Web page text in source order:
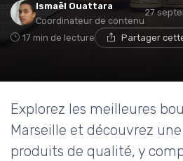
Ismaël Ouattara
Coordinateur de contenu
27
17 min de lecture Partager
Explorez les meilleures
Marseille et découvrez
produits de qualité, y